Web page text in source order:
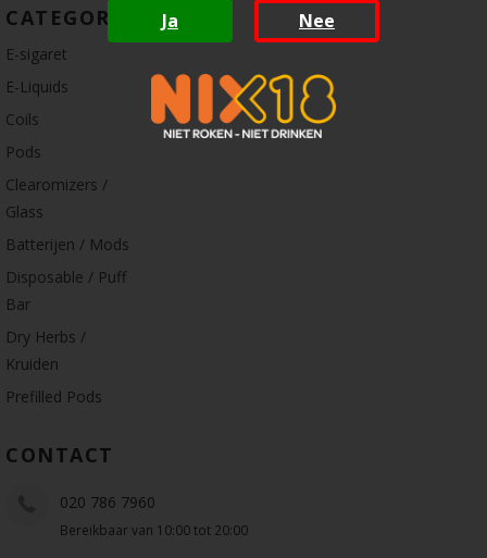
Ja Nee
CATEGORIE
E-sigaret
E-Liquids
Coils
Pods
Clearomizers /
Glass
Batterijen / Mods
Disposable / Puff
Bar
Dry Herbs /
Kruiden
Prefilled Pods
CONTACT
020 786 7960
Bereikbaar van 10:00 tot 20:00